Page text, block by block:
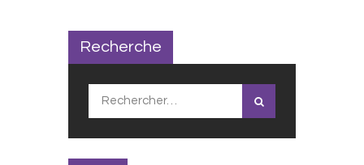
Recherche
Rechercher :